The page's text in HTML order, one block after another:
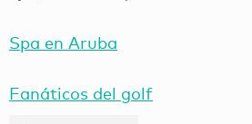
Spa en Aruba
Fanáticos del golf